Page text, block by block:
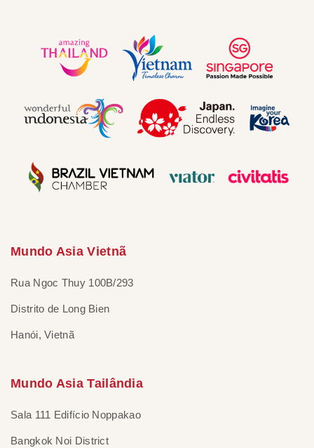
Mundo Asia Vietnã
Rua Ngoc Thuy 100B/293
Distrito de Long Bien
Hanói, Vietnã
Mundo Asia Tailândia
Sala 111 Edifício Noppakao
Bangkok Noi District